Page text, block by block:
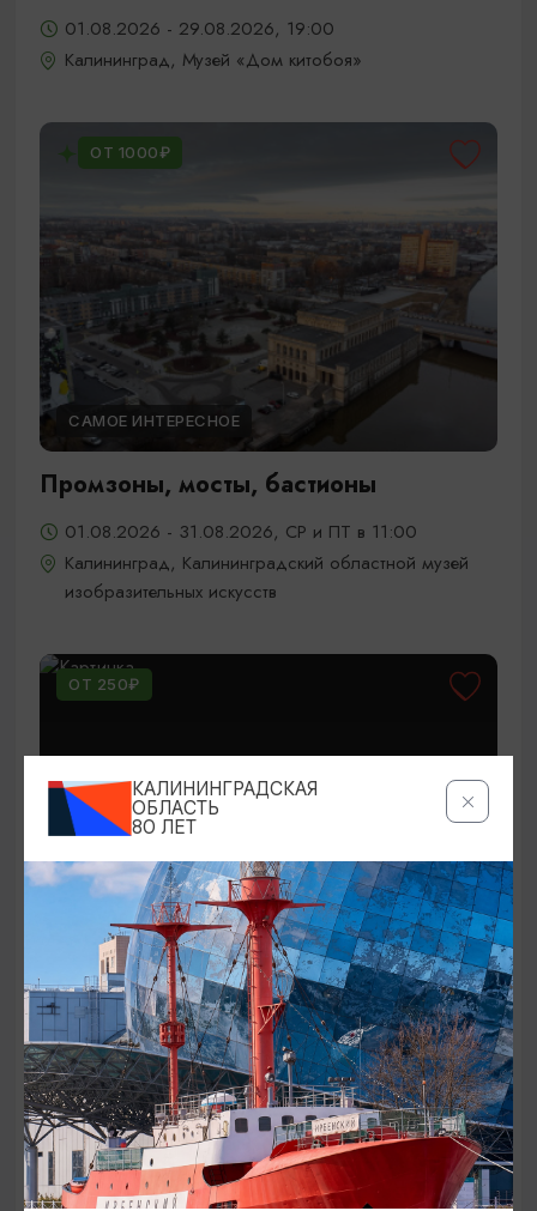
01.08.2026 - 29.08.2026, 19:00
Калининград, Музей «Дом китобоя»
ОТ 1000₽
САМОЕ ИНТЕРЕСНОЕ
Промзоны, мосты, бастионы
01.08.2026 - 31.08.2026, СР и ПТ в 11:00
Калининград, Калининградский областной музей
изобразительных искусств
ОТ 250₽
КОНЦЕРТЫ
Мероприятия в Доме-музее Германа
Брахерта в августе
01.08.2026 - 31.08.2026
Светлогорск, Дом-музей Германа Брахерта
КАЛИНИНГРАДСКАЯ
ОБЛАСТЬ
80 ЛЕТ